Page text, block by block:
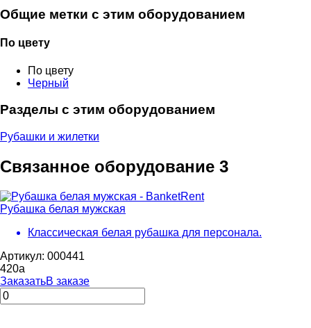
Общие метки с этим оборудованием
По цвету
По цвету
Черный
Разделы с этим оборудованием
Рубашки и жилетки
Связанное оборудование 3
Рубашка белая мужская
Классическая белая рубашка для персонала.
Артикул: 000441
420a
ЗаказатьВ заказе